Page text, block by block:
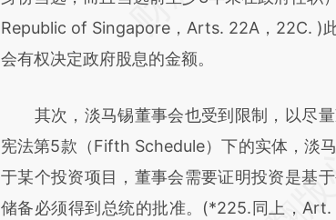
Republic of Singapore，Arts. 22A，22C. )
会有权决定政府股息的金额。
其次，淡马锡董事会也受到限制，以尽量
宪法第5款（Fifth Schedule）下的实体，淡
于某个投资项目，董事会需要证明投资是基
储备必须得到总统的批准。(*225.同上，